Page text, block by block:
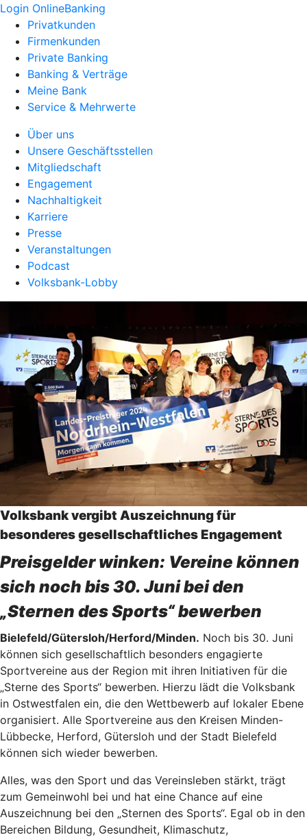
Login OnlineBanking
Privatkunden
Firmenkunden
Private Banking
Banking & Verträge
Meine Bank
Service & Mehrwerte
Über uns
Unsere Geschäftsstellen
Mitgliedschaft
Engagement
Nachhaltigkeit
Karriere
Presse
Veranstaltungen
Podcast
Volksbank-Lobby
Volksbank vergibt Auszeichnung für
besonderes gesellschaftliches Engagement
Preisgelder winken: Vereine können
sich noch bis 30. Juni bei den
„Sternen des Sports“ bewerben
Bielefeld/Gütersloh/Herford/Minden. Noch bis 30. Juni
können sich gesellschaftlich besonders engagierte
Sportvereine aus der Region mit ihren Initiativen für die
„Sterne des Sports“ bewerben. Hierzu lädt die Volksbank
in Ostwestfalen ein, die den Wettbewerb auf lokaler Ebene
organisiert. Alle Sportvereine aus den Kreisen Minden-
Lübbecke, Herford, Gütersloh und der Stadt Bielefeld
können sich wieder bewerben.
Alles, was den Sport und das Vereinsleben stärkt, trägt
zum Gemeinwohl bei und hat eine Chance auf eine
Auszeichnung bei den „Sternen des Sports“. Egal ob in den
Bereichen Bildung, Gesundheit, Klimaschutz,